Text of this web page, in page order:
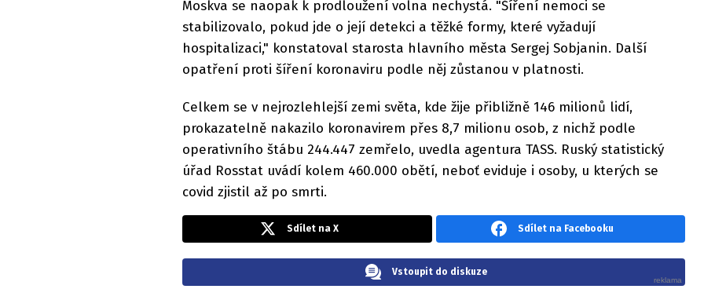
Moskva se naopak k prodloužení volna nechystá. "Šíření nemoci se
stabilizovalo, pokud jde o její detekci a těžké formy, které vyžadují
hospitalizaci," konstatoval starosta hlavního města Sergej Sobjanin. Další
opatření proti šíření koronaviru podle něj zůstanou v platnosti.
Celkem se v nejrozlehlejší zemi světa, kde žije přibližně 146 milionů lidí,
prokazatelně nakazilo koronavirem přes 8,7 milionu osob, z nichž podle
operativního štábu 244.447 zemřelo, uvedla agentura TASS. Ruský statistický
úřad Rosstat uvádí kolem 460.000 obětí, neboť eviduje i osoby, u kterých se
covid zjistil až po smrti.
Sdílet na X Sdílet na Facebooku
Vstoupit do diskuze